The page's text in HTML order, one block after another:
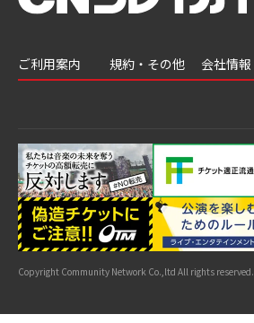
ご利用案内
結果
よくあるご質問
はじめてガイド
公演中止・変更
サイトマップ
規約・その他
利用規約
特商法に基づく
表示
カスタマーハラ
スメントへの対
応指針
会社情報
Copyright Community Network Co.,ltd All rights reserved.